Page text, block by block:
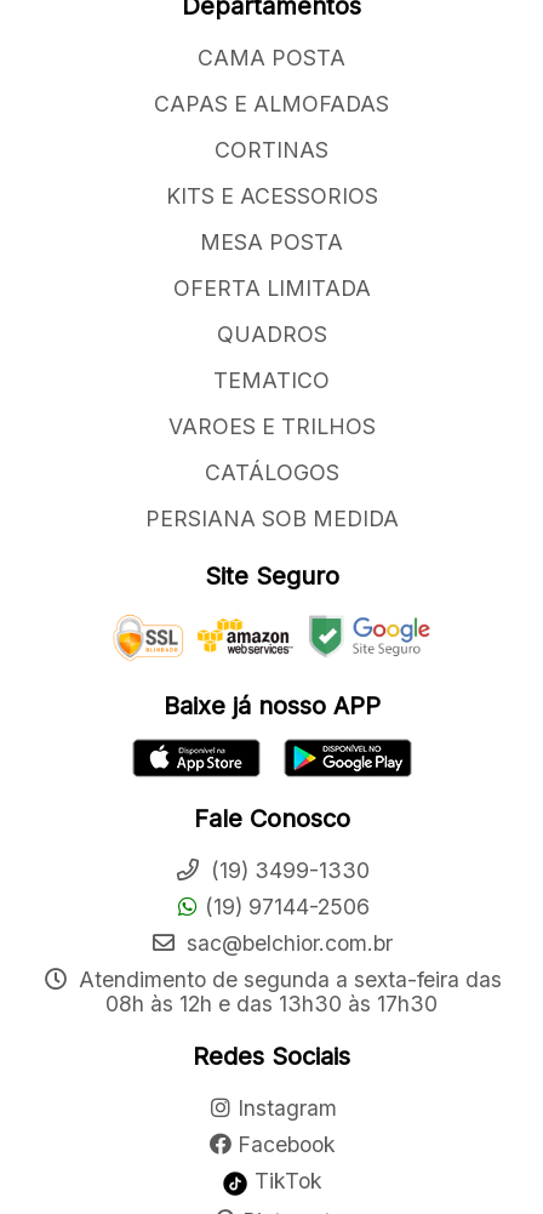
Departamentos
CAMA POSTA
CAPAS E ALMOFADAS
CORTINAS
KITS E ACESSORIOS
MESA POSTA
OFERTA LIMITADA
QUADROS
TEMATICO
VAROES E TRILHOS
CATÁLOGOS
PERSIANA SOB MEDIDA
Site Seguro
Baixe já nosso APP
Fale Conosco
(19) 3499-1330
(19) 97144-2506
sac@belchior.com.br
Atendimento de segunda a sexta-feira das
08h às 12h e das 13h30 às 17h30
Redes Sociais
Instagram
Facebook
TikTok